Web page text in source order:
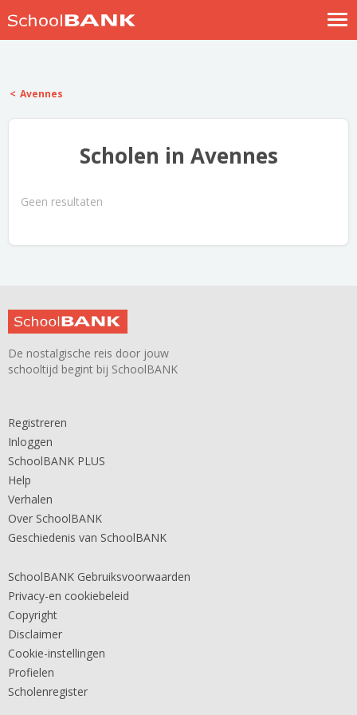
Help
Avennes
Scholen in Avennes
Geen resultaten
De nostalgische reis door jouw
schooltijd begint bij SchoolBANK
Registreren
Inloggen
SchoolBANK PLUS
Help
Verhalen
Over SchoolBANK
Geschiedenis van SchoolBANK
SchoolBANK Gebruiksvoorwaarden
Privacy-en cookiebeleid
Copyright
Disclaimer
Cookie-instellingen
Profielen
Scholenregister